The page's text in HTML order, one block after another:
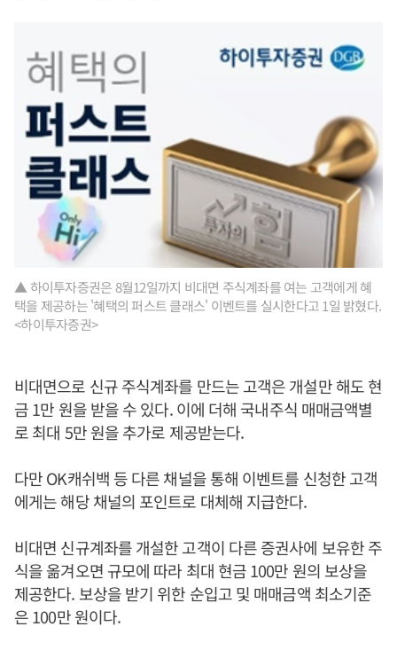
▲ 하이투자증권은 8월12일까지 비대면 주식계좌를 여는 고객에게 혜
택을 제공하는 '혜택의 퍼스트 클래스' 이벤트를 실시한다고 1일 밝혔다.
<하이투자증권>
비대면으로 신규 주식계좌를 만드는 고객은 개설만 해도 현
금 1만 원을 받을 수 있다. 이에 더해 국내주식 매매금액별
로 최대 5만 원을 추가로 제공받는다.
다만 OK캐쉬백 등 다른 채널을 통해 이벤트를 신청한 고객
에게는 해당 채널의 포인트로 대체해 지급한다.
비대면 신규계좌를 개설한 고객이 다른 증권사에 보유한 주
식을 옮겨오면 규모에 따라 최대 현금 100만 원의 보상을
제공한다. 보상을 받기 위한 순입고 및 매매금액 최소기준
은 100만 원이다.